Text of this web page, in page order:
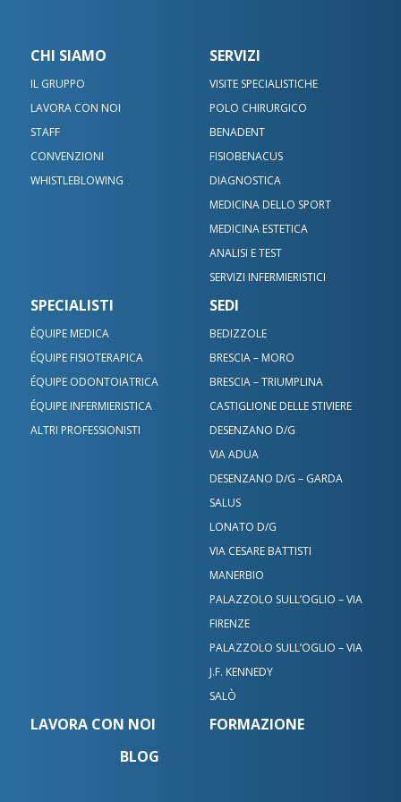
CHI SIAMO
IL GRUPPO
LAVORA CON NOI
STAFF
CONVENZIONI
WHISTLEBLOWING
SERVIZI
VISITE SPECIALISTICHE
POLO CHIRURGICO
BENADENT
FISIOBENACUS
DIAGNOSTICA
MEDICINA DELLO SPORT
MEDICINA ESTETICA
ANALISI E TEST
SERVIZI INFERMIERISTICI
SPECIALISTI
ÉQUIPE MEDICA
ÉQUIPE FISIOTERAPICA
ÉQUIPE ODONTOIATRICA
ÉQUIPE INFERMIERISTICA
ALTRI PROFESSIONISTI
SEDI
BEDIZZOLE
BRESCIA – MORO
BRESCIA – TRIUMPLINA
CASTIGLIONE DELLE STIVIERE
DESENZANO D/G
VIA ADUA
DESENZANO D/G – GARDA
SALUS
LONATO D/G
VIA CESARE BATTISTI
MANERBIO
PALAZZOLO SULL’OGLIO – VIA
FIRENZE
PALAZZOLO SULL’OGLIO – VIA
J.F. KENNEDY
SALÒ
LAVORA CON NOI
FORMAZIONE
BLOG